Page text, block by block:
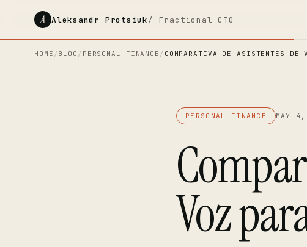
A Aleksandr Protsiuk/ Fractional CTO
HOME /BLOG / PERSONAL FINANCE / COMPARATIVA DE ASISTENTES DE
PERSONAL FINANCE MAY
Voz